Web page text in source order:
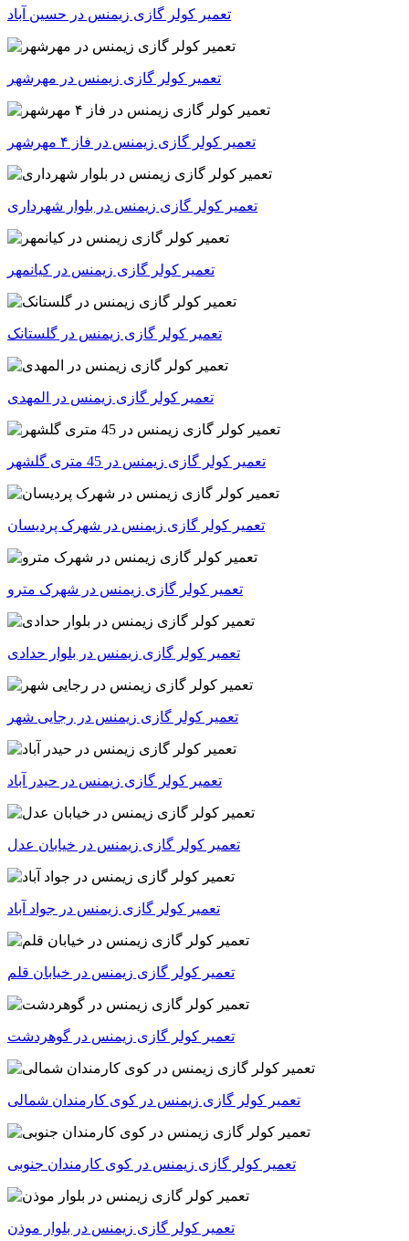
تعمیر کولر گازی زیمنس در حسین آباد
تعمیر کولر گازی زیمنس در مهرشهر
تعمیر کولر گازی زیمنس در فاز ۴ مهرشهر
تعمیر کولر گازی زیمنس در بلوار شهرداری
تعمیر کولر گازی زیمنس در کیانمهر
تعمیر کولر گازی زیمنس در گلستانک
تعمیر کولر گازی زیمنس در المهدی
تعمیر کولر گازی زیمنس در 45 متری گلشهر
تعمیر کولر گازی زیمنس در شهرک پردیسان
تعمیر کولر گازی زیمنس در شهرک مترو
تعمیر کولر گازی زیمنس در بلوار حدادی
تعمیر کولر گازی زیمنس در رجایی شهر
تعمیر کولر گازی زیمنس در حیدر آباد
تعمیر کولر گازی زیمنس در خیابان عدل
تعمیر کولر گازی زیمنس در جواد آباد
تعمیر کولر گازی زیمنس در خیابان قلم
تعمیر کولر گازی زیمنس در گوهردشت
تعمیر کولر گازی زیمنس در کوی کارمندان شمالی
تعمیر کولر گازی زیمنس در کوی کارمندان جنوبی
تعمیر کولر گازی زیمنس در بلوار موذن